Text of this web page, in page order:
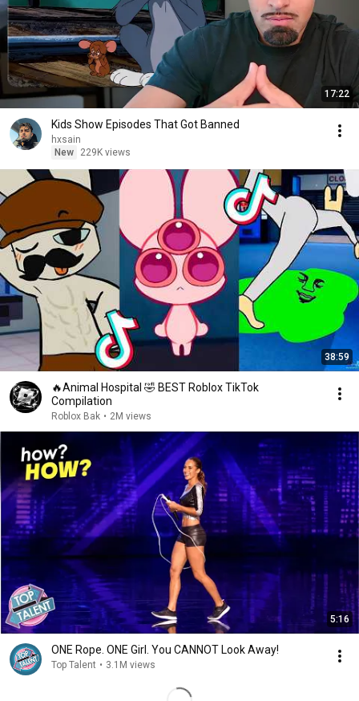
17:22
Kids Show Episodes That Got Banned
hxsain
New
229K views
38:59
🔥Animal Hospital 🤣 BEST Roblox TikTok
Compilation
Roblox Bak • 2M views
5:16
ONE Rope. ONE Girl. You CANNOT Look Away!
Top Talent • 3.1M views